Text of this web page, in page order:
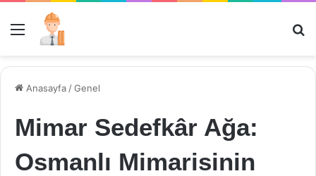
Menü
Anasayfa /Genel
Mimar Sedefkâr Ağa:
Osmanlı Mimarisinin